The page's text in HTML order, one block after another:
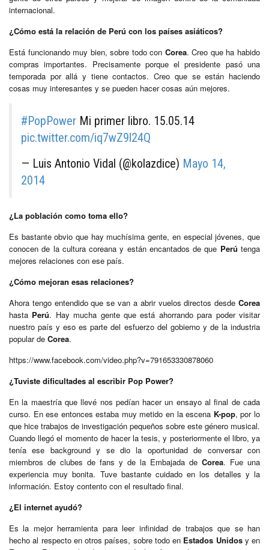
internacional.
¿Cómo está la relación de Perú con los países asiáticos?
Está funcionando muy bien, sobre todo con Corea. Creo que ha habido
compras importantes. Precisamente porque el presidente pasó una
temporada por allá y tiene contactos. Creo que se están haciendo
cosas muy interesantes y se pueden hacer cosas aún mejores.
#PopPower Mi primer libro. 15.05.14
pic.twitter.com/iq7wZ9l24Q
— Luis Antonio Vidal (@kolazdice) Mayo 14,
2014
¿La población como toma ello?
Es bastante obvio que hay muchísima gente, en especial jóvenes, que
conocen de la cultura coreana y están encantados de que Perú tenga
mejores relaciones con ese país.
¿Cómo mejoran esas relaciones?
Ahora tengo entendido que se van a abrir vuelos directos desde Corea
hasta Perú. Hay mucha gente que está ahorrando para poder visitar
nuestro país y eso es parte del esfuerzo del gobierno y de la industria
popular de Corea.
https://www.facebook.com/video.php?v=791653330878060
¿Tuviste dificultades al escribir Pop Power?
En la maestría que llevé nos pedían hacer un ensayo al final de cada
curso. En ese entonces estaba muy metido en la escena K-pop, por lo
que hice trabajos de investigación pequeños sobre este género musical.
Cuando llegó el momento de hacer la tesis, y posteriormente el libro, ya
tenía ese background y se dio la oportunidad de conversar con
miembros de clubes de fans y de la Embajada de Corea. Fue una
experiencia muy bonita. Tuve bastante cuidado en los detalles y la
información. Estoy contento con el resultado final.
¿El internet ayudó?
Es la mejor herramienta para leer infinidad de trabajos que se han
hecho al respecto en otros países, sobre todo en Estados Unidosy en